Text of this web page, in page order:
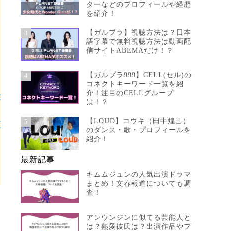
ターなどのプロフィールや経歴
を紹介！
3
【ガルプラ】視聴方法は？日本
語字幕で無料視聴方法は動画配
信サイトABEMAだけ！？
4
【ガルプラ999】CELL(セル)の
コネクトキーワード一覧を紹
介！注目のCELLグループ
は！？
5
【LOUD】コウキ（田中煌己）
のダンス・歌・プロフィールを
紹介！
最新記事
キムムジュンの人気出演ドラマ
まとめ！文春報道についても調
査！
アンウンジンに似てる芸能人と
は？熱愛彼氏は？出演作品やプ